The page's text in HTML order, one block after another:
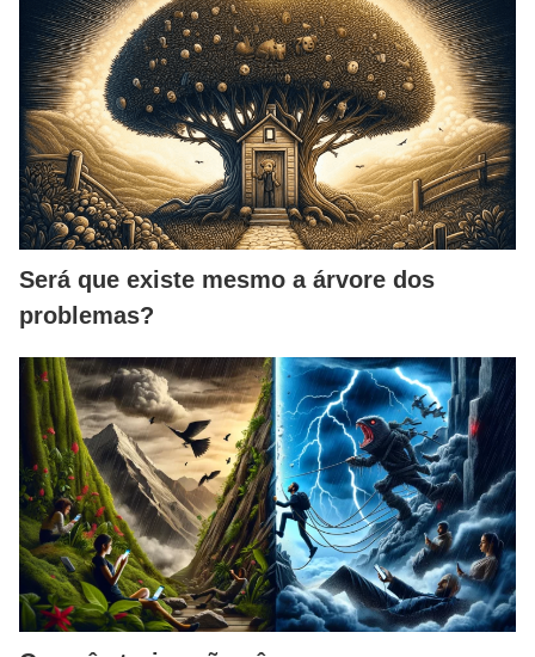
Será que existe mesmo a árvore dos
problemas?